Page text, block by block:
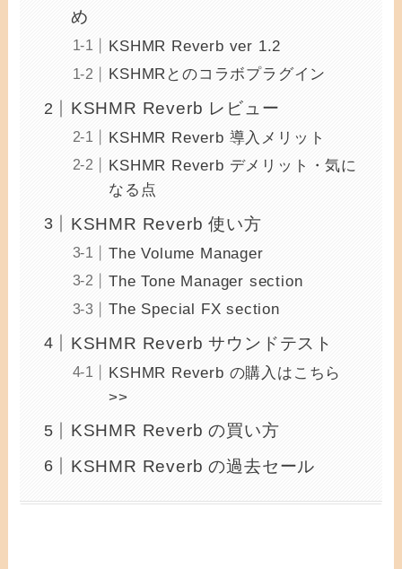
め
KSHMR Reverb ver 1.2
KSHMRとのコラボプラグイン
KSHMR Reverb レビュー
KSHMR Reverb 導入メリット
KSHMR Reverb デメリット・気に
なる点
KSHMR Reverb 使い方
The Volume Manager
The Tone Manager section
The Special FX section
KSHMR Reverb サウンドテスト
KSHMR Reverb の購入はこちら
>>
KSHMR Reverb の買い方
KSHMR Reverb の過去セール